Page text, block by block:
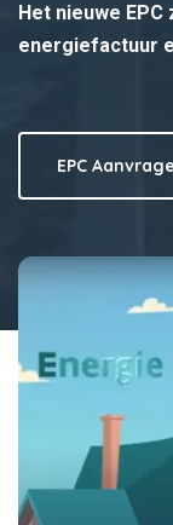
Het nieuwe
energiefactuur
EPC